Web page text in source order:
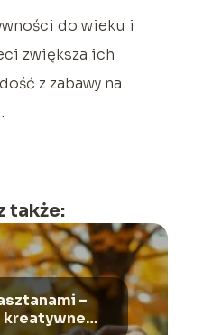
do wieku i
zwiększa ich
z zabawy na
także:
–
kreatywne